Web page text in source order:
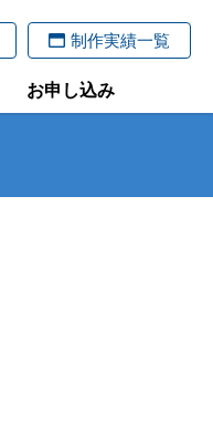
制作実績一覧
お申し込み